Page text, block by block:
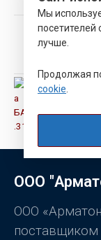
з
Оценка
из
5
Втулка
н
и
з
ООО
ООО
Мы
лучше.
Продолжая
cookie